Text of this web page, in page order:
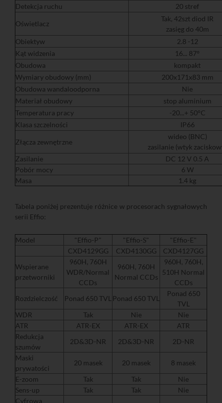
Detekcja ruchu
20 stref
Oświetlacz
Tak, 42szt diod IR
zasięg do 40m
Obiektyw
2.8 -12
Kąt widzenia
16... 87°
Obudowa
kompakt
Wymiary obudowy (mm)
200x171x83 mm
Obudowa wandaloodporna
Nie
Materiał obudowy
stop aluminium
Temperatura pracy
-20...+ 50°C
Klasa szczelności
IP66
Złącza zewnętrzne
wideo (BNC)
zasilanie (wtyk
Zasilanie
DC 12 V 0.5 A
Pobór mocy
6 W
Masa
1.4 kg
Tabela poniżej prezentuje różnice w procesorach sygnałowych
serii Effio:
Model "Effio-P" "Effio-S"
"Effio-E"
CXD4129GG
CXD4130GG
CXD4127GG
Wspierane
przetworniki
960H, 760H
WDR/Normal
CCDs
960H, 760H
Normal CCDs
960H, 760H,
510H Normal
CCDs
Rozdzielczość
Ponad 650 TVL Ponad 650 TVL
Ponad 650
TVL
WDR
Tak Nie
Nie
ATR
ATR-EX ATR-EX
ATR
Redukcja
szumów
2D&3D-NR 2D&3D-NR
2D-NR
Maski
prywatości
20 masek 20 masek
8 masek
E-zoom
Tak Tak
Nie
Sens-up
Tak Tak
Nie
Cyfrowa